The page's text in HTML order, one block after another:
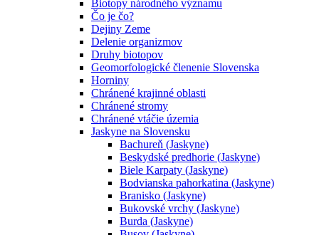
Biotopy národného významu
Čo je čo?
Dejiny Zeme
Delenie organizmov
Druhy biotopov
Geomorfologické členenie Slovenska
Horniny
Chránené krajinné oblasti
Chránené stromy
Chránené vtáčie územia
Jaskyne na Slovensku
Bachureň (Jaskyne)
Beskydské predhorie (Jaskyne)
Biele Karpaty (Jaskyne)
Bodvianska pahorkatina (Jaskyne)
Branisko (Jaskyne)
Bukovské vrchy (Jaskyne)
Burda (Jaskyne)